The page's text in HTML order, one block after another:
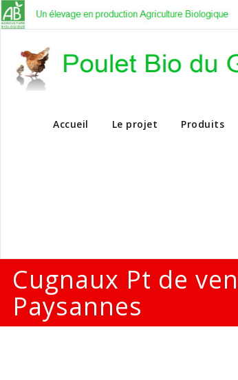
Accueil Le projet Produits
Cugnaux Pt de
Paysannes